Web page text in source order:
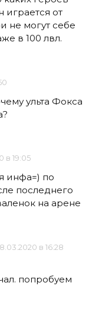
играется от
не могут себе
в 100 лвл.
ульта Фокса
в 19:05
инфа=) по
последнего
на арене
в 16:28
попробуем